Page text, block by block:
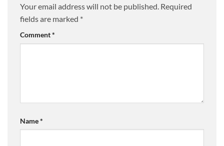
Your email address will not be published. Required
fields are marked *
Comment*
Name*